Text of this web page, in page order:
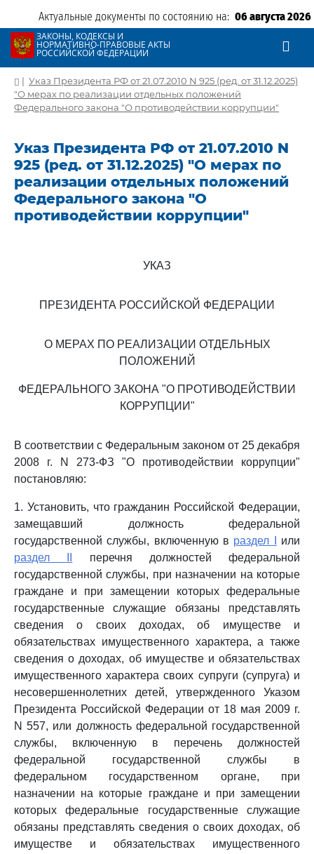
Актуальные документы по состоянию на: 06 августа 2026
ЗАКОНЫ, КОДЕКСЫ И
НОРМАТИВНО-ПРАВОВЫЕ АКТЫ
РОССИЙСКОЙ ФЕДЕРАЦИИ
| Указ Президента РФ от 21.07.2010 N 925 (ред. от 31.12.2025)
"О мерах по реализации отдельных положений
Федерального закона "О противодействии коррупции"
Указ Президента РФ от 21.07.2010 N
925 (ред. от 31.12.2025) "О мерах по
реализации отдельных положений
Федерального закона "О
противодействии коррупции"
УКАЗ
ПРЕЗИДЕНТА РОССИЙСКОЙ ФЕДЕРАЦИИ
О МЕРАХ ПО РЕАЛИЗАЦИИ ОТДЕЛЬНЫХ
ПОЛОЖЕНИЙ
ФЕДЕРАЛЬНОГО ЗАКОНА "О ПРОТИВОДЕЙСТВИИ
КОРРУПЦИИ"
В соответствии с Федеральным законом от 25 декабря
2008 г. N 273-ФЗ "О противодействии коррупции"
постановляю:
1. Установить, что гражданин Российской Федерации,
замещавший должность федеральной
государственной службы, включенную в раздел I
или
раздел II
перечня должностей федеральной
государственной службы, при назначении на которые
граждане и при замещении которых федеральные
государственные служащие обязаны представлять
сведения о своих доходах, об имуществе и
обязательствах имущественного характера, а также
сведения о доходах, об имуществе и обязательствах
имущественного характера своих супруги (супруга) и
несовершеннолетних детей, утвержденного Указом
Президента Российской Федерации от 18 мая 2009 г.
N 557, или должность федеральной государственной
службы, включенную в перечень должностей
федеральной государственной службы в
федеральном государственном органе, при
назначении на которые граждане и при замещении
которых федеральные государственные служащие
обязаны представлять сведения о своих доходах, об
имуществе и обязательствах имущественного